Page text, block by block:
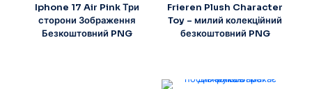
Iphone 17 Air Pink Три
сторони Зображення
Безкоштовний PNG
Frieren Plush Character
Toy – милий колекційний
безкоштовний PNG